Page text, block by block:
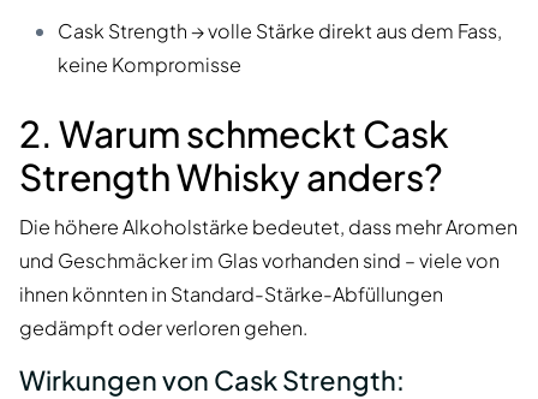
Cask Strength → volle Stärke direkt aus dem Fass,
keine Kompromisse
2. Warum schmeckt Cask
Strength Whisky anders?
Die höhere Alkoholstärke bedeutet, dass mehr Aromen
und Geschmäcker im Glas vorhanden sind – viele von
ihnen könnten in Standard-Stärke-Abfüllungen
gedämpft oder verloren gehen.
Wirkungen von Cask Strength: